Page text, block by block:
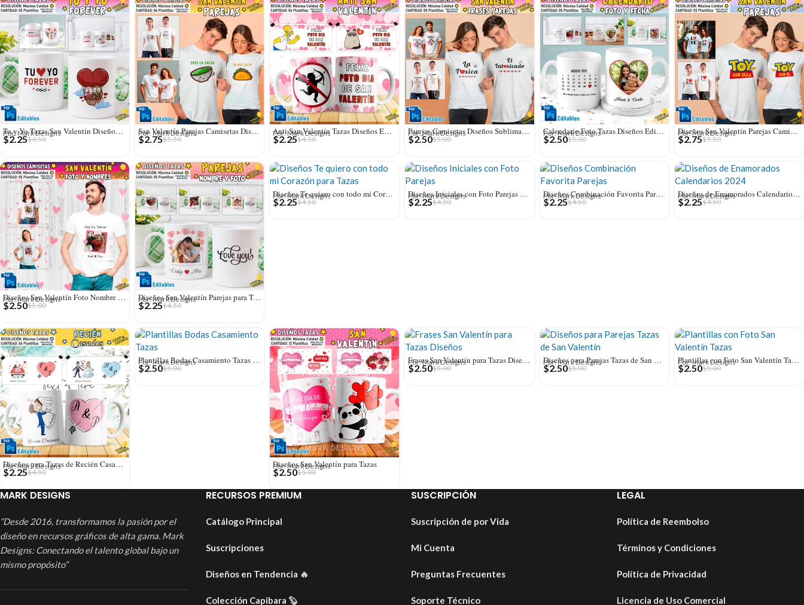
Tu y Yo Tazas San Valentín Diseños Editables
Por: Mark Designs
$4.50
$2.25
San Valentín Parejas Camisetas Diseños Editables
Por: Mark Designs
$5.50
$2.75
Anti San Valentín Tazas Diseños Editables
Por: Mark Designs
$4.50
$2.25
Parejas Camisetas Diseños Sublimación Editables
Por: Mark Designs
$5.00
$2.50
Calendario Foto Tazas Diseños Editables con Fechas
Por: Mark Designs
$5.00
$2.50
Diseños San Valentín Parejas Camisetas Editables
Por: Mark Designs
$5.50
$2.75
Diseños San Valentín Foto Nombre Personalizado Camisetas
Por: Mark Designs
$5.00
$2.50
Diseños San Valentín Parejas para Tazas con Foto
Por: Mark Designs
$4.50
$2.25
Diseños Te quiero con todo mi Corazón para Tazas
Por: Mark Designs
$4.50
$2.25
Diseños Iniciales con Foto Parejas para Tazas
Por: Mark Designs
$4.50
$2.25
Diseños Combinación Favorita Parejas Tazas Editables
Por: Mark Designs
$4.50
$2.25
Diseños de Enamorados Calendarios 2024 para Tazas
Por: Mark Designs
$4.50
$2.25
Diseños para Tazas de Recién Casados
Por: Mark Designs
$4.50
$2.25
Plantillas Bodas Casamiento Tazas Sublimables
Por: Mark Designs
$5.00
$2.50
Diseños San Valentín para Tazas
Por: Mark Designs
$5.00
$2.50
Frases San Valentín para Tazas Diseños
Por: Mark Designs
$5.00
$2.50
Diseños para Parejas Tazas de San Valentín
Por: Mark Designs
$5.00
$2.50
Plantillas con Foto San Valentín Tazas
Por: Mark Designs
$5.00
$2.50
MARK DESIGNS
“Desde 2016, transformamos la pasión por el
diseño en recursos gráficos de alta gama. Mark
Designs: Conectando el talento global bajo un
mismo propósito”
RECURSOS PREMIUM
Catálogo Principal
Suscripciones
Diseños en Tendencia 🔥
Colección Capibara 🦫
SUSCRIPCIÓN
Suscripción de por Vida
Mi Cuenta
Preguntas Frecuentes
Soporte Técnico
LEGAL
Política de Reembolso
Términos y Condiciones
Política de Privacidad
Licencia de Uso Comercial